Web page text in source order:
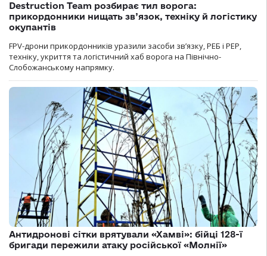
Destruction Team розбирає тил ворога:
прикордонники нищать зв’язок, техніку й логістику
окупантів
FPV-дрони прикордонників уразили засоби зв’язку, РЕБ і РЕР,
техніку, укриття та логістичний хаб ворога на Північно-
Слобожанському напрямку.
Антидронові сітки врятували «Хамві»: бійці 128-ї
бригади пережили атаку російської «Молнії»